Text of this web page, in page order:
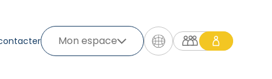
Mon espace